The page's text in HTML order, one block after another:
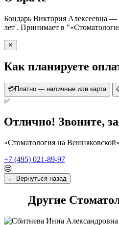
Бондарь Виктория Алексеевна —
лет . Принимает в
✕
Как планируете
💳Платно — наличные или карта
✅
Отлично! Звоните,
«Стоматология на Вешняковской»
+7 (495) 021-89-97
😔
← Вернуться назад
Другие